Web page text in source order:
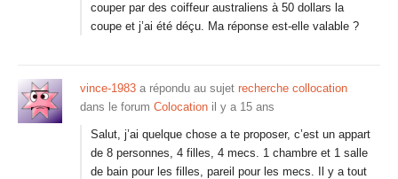
couper par des coiffeur australiens à 50 dollars la
coupe et j’ai été déçu. Ma réponse est-elle valable ?
vince-1983 a répondu au sujet recherche collocation
dans le forum Colocation il y a 15 ans
Salut, j’ai quelque chose a te proposer, c’est un appart
de 8 personnes, 4 filles, 4 mecs. 1 chambre et 1 salle
de bain pour les filles, pareil pour les mecs. Il y a tout